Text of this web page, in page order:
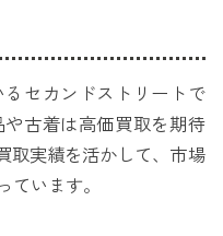
セカンドストリートで
古着は高価買取を期待
取実績を活かして、市場
います。